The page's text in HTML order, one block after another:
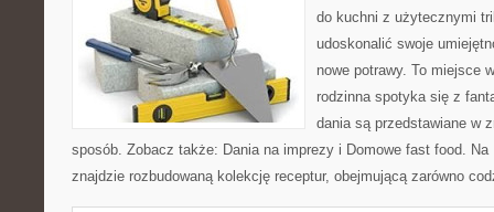
do kuchni z użytecznymi
udoskonalić swoje
nowe potrawy. To miejsce
rodzinna spotyka się z
dania są przedstawiane w
sposób. Zobacz także: Dania na imprezy i Domowe fast food.
znajdzie rozbudowaną kolekcję receptur, obejmującą zarówno